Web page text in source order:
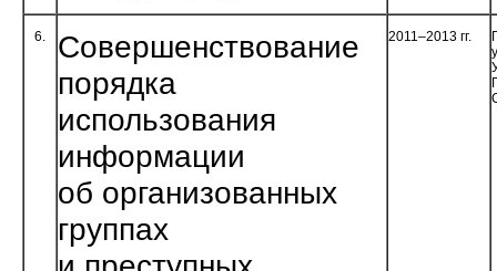
6.
Совершенствование
порядка
использования
информации
об организованных
группах
2011–2013 гг.